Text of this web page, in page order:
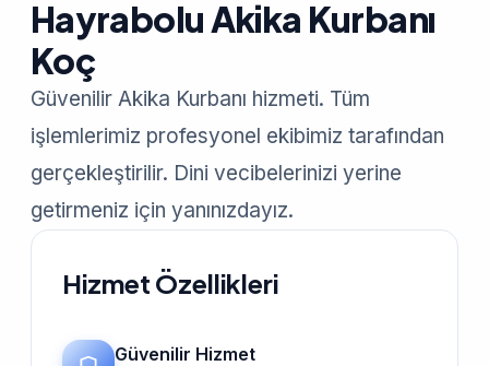
Hayrabolu Akika Kurbanı
Koç
Güvenilir Akika Kurbanı hizmeti. Tüm
işlemlerimiz profesyonel ekibimiz tarafından
gerçekleştirilir. Dini vecibelerinizi yerine
getirmeniz için yanınızdayız.
Hizmet Özellikleri
Güvenilir Hizmet